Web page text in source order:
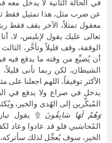
في الحالة الثانية لا يدخل معه
عن ضرب مثل، هذا تمثيل فقط
معقول تمثلاً، الآخر يقف فقط
تعالى عليك يقول لإبليس،
الوقفة، وقف قليلاً وتأخَّر،
أن يُضيِّع من وقته ما يدفع
الشيطان، لكن ربما تأنى
الأكثر توفيقاً، اللهم اجعلنا على
يدخل في صراع ولا يدفع في
المُبكِّرين إلى الهُدى والخير،
وَهُمْ لَهَا سَابِقُونَ۩ يقول
المُحاسَبي فلو قد عادوا وعاد
الخير، سوف يُعجِّل لذلك